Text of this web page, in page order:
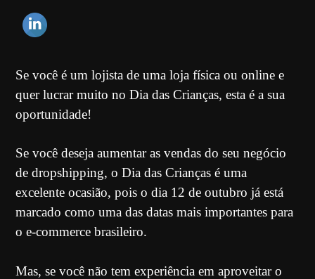
Se você é um lojista de uma loja física ou online e
quer lucrar muito no Dia das Crianças, esta é a sua
oportunidade!
Se você deseja aumentar as vendas do seu negócio
de dropshipping, o Dia das Crianças é uma
excelente ocasião, pois o dia 12 de outubro já está
marcado como uma das datas mais importantes para
o e-commerce brasileiro.
Mas, se você não tem experiência em aproveitar o